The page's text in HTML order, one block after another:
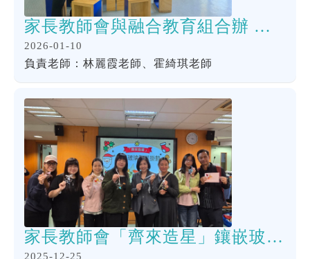
家長教師會與融合教育組合辦 家長講座及 Bad Day Cafe 家長加油站
2026-01-10
負責老師：林麗霞老師、霍綺琪老師
家長教師會「齊來造星」鑲嵌玻璃聖誕掛飾工作坊
2025-12-25